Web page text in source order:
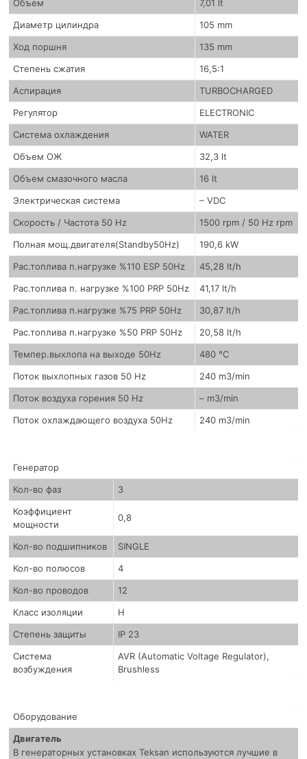
Объем
7,01 lt
Диаметр цилиндра
105 mm
Ход поршня
135 mm
Степень сжатия
16,5:1
Аспирация
TURBOCHARGED
Регулятор
ELECTRONIC
Система охлаждения
WATER
Объем ОЖ
32,3 lt
Объем смазочного масла
16 lt
Электрическая система
– VDC
Скорость / Частота 50 Hz
1500 rpm / 50 Hz rpm
Полная мощ.двигателя(Standby50Hz)
190,6 kW
Рас.топлива п.нагрузке %110 ESP 50Hz
45,28 lt/h
Рас.топлива п. нагрузке %100 PRP 50Hz
41,17 lt/h
Рас.топлива п.нагрузке %75 PRP 50Hz
30,87 lt/h
Рас.топлива п.нагрузке %50 PRP 50Hz
20,58 lt/h
Темпер.выхлопа на выходе 50Hz
480 °C
Поток выхлопных газов 50 Hz
240 m3/min
Поток воздуха горения 50 Hz
– m3/min
Поток охлаждающего воздуха 50Hz
240 m3/min
Генератор
Кол-во фаз
3
Коэффициент
мощности
0,8
Кол-во подшипников
SINGLE
Кол-во полюсов
4
Кол-во проводов
12
Класс изоляции
H
Степень защиты
IP 23
Система
возбуждения
AVR (Automatic Voltage Regulator),
Brushless
Оборудование
Двигатель
В генераторных установках Teksan используются лучшие в